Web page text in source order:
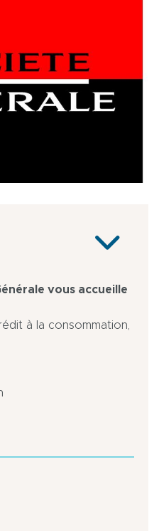
vous accueille
à la consommation,